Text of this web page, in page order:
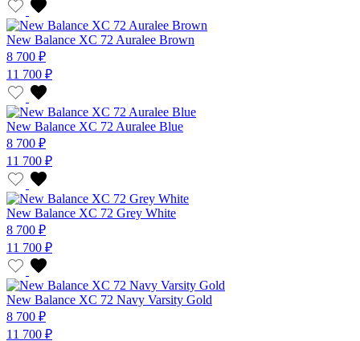
New Balance XC 72 Auralee Brown
8 700 ₽
11 700 ₽
New Balance XC 72 Auralee Blue
8 700 ₽
11 700 ₽
New Balance XC 72 Grey White
8 700 ₽
11 700 ₽
New Balance XC 72 Navy Varsity Gold
8 700 ₽
11 700 ₽